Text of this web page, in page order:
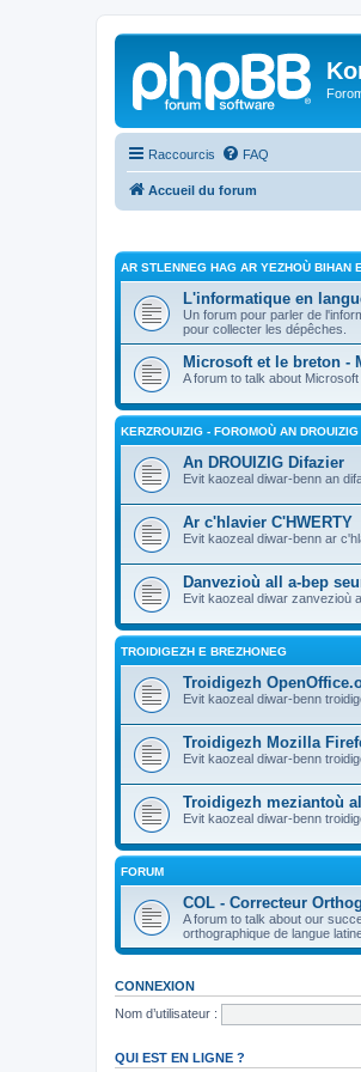
Raccourcis FAQ
Accueil du forum
AR STLENNEG HAG AR YEZHOÙ BIHAN
L'informatique en
Un forum pour parler de
pour collecter les dépêches.
Microsoft et le breton -
A forum to talk about
KERZROUIZIG - FOROMOÙ AN DROUIZIG
An DROUIZIG Difazier
Evit kaozeal diwar-benn an
Ar c'hlavier C'HWERTY
Evit kaozeal diwar-benn ar
Danvezioù all a-bep
Evit kaozeal diwar zanvezioù
TROIDIGEZH E BREZHONEG
Troidigezh
Evit kaozeal diwar-benn
Troidigezh Mozilla
Evit kaozeal diwar-benn
Troidigezh meziantoù
Evit kaozeal diwar-benn
FORUM
COL - Correcteur
A forum to talk about our
orthographique de langue
CONNEXION
Nom d’utilisateur :
QUI EST EN LIGNE ?